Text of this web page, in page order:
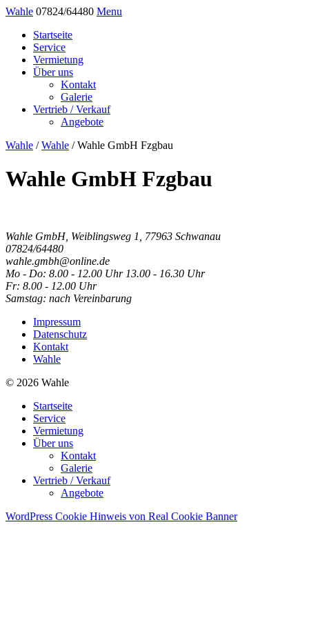
Wahle 07824/64480 Menu
Startseite
Service
Vermietung
Über uns
Kontakt
Galerie
Vertrieb / Verkauf
Angebote
Wahle /Wahle /Wahle GmbH Fzgbau
Wahle GmbH Fzgbau
Wahle GmbH, Weiblingsweg 1, 77963 Schwanau
07824/64480
wahle.gmbh@online.de
Mo - Do: 8.00 - 12.00 Uhr 13.00 - 16.30 Uhr
Fr: 8.00 - 12.00 Uhr
Samstag: nach Vereinbarung
Impressum
Datenschutz
Kontakt
Wahle
© 2026 Wahle
Startseite
Service
Vermietung
Über uns
Kontakt
Galerie
Vertrieb / Verkauf
Angebote
WordPress Cookie Hinweis von Real Cookie Banner